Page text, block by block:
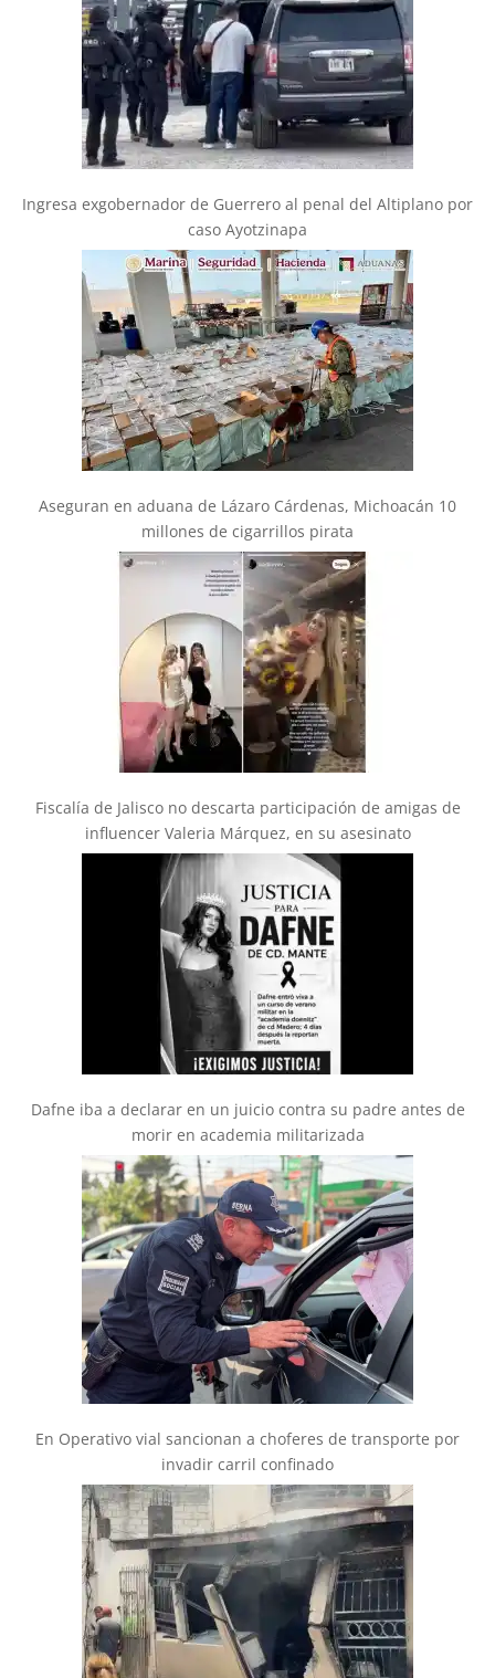
Ingresa exgobernador de Guerrero al penal del Altiplano por
caso Ayotzinapa
Aseguran en aduana de Lázaro Cárdenas, Michoacán 10
millones de cigarrillos pirata
Fiscalía de Jalisco no descarta participación de amigas de
influencer Valeria Márquez, en su asesinato
Dafne iba a declarar en un juicio contra su padre antes de
morir en academia militarizada
En Operativo vial sancionan a choferes de transporte por
invadir carril confinado